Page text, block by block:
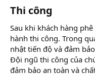
Thi công
Sau khi khách hàng
hành thi công. Trong
nhật tiến độ và đảm
Đội ngũ thi công của
đảm bảo an toàn và